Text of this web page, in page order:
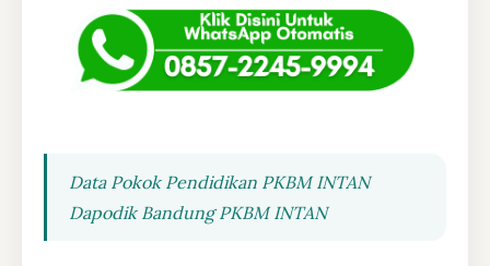
Data Pokok Pendidikan PKBM INTAN
Dapodik Bandung PKBM INTAN